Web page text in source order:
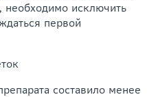
необходимо исключить
первой
составило менее